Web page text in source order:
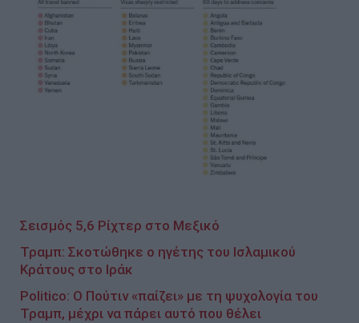
Σεισμός 5,6 Ρίχτερ στο Μεξικό
Τραμπ: Σκοτώθηκε ο ηγέτης του Ισλαμικού
Κράτους στο Ιράκ
Politico: Ο Πούτιν «παίζει» με τη ψυχολογία του
Τραμπ, μέχρι να πάρει αυτό που θέλει